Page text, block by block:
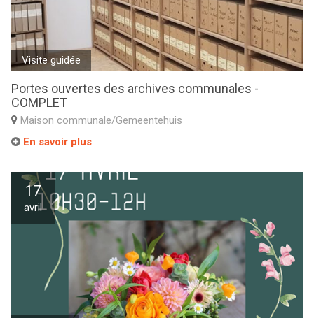
Visite guidée
Portes ouvertes des archives communales -
COMPLET
Maison communale/Gemeentehuis
En savoir plus
17
avril